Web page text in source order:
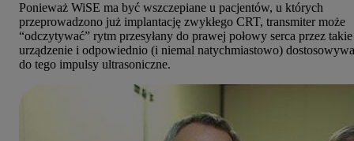
Ponieważ WiSE ma być wszczepiane u pacjentów, u których
przeprowadzono już implantację zwykłego CRT, transmiter może
“odczytywać” rytm przesyłany do prawej połowy serca przez takie
urządzenie i odpowiednio (i niemal natychmiastowo)
do tego impulsy ultrasoniczne.